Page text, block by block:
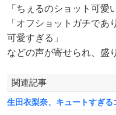
「ちぇるのショット可愛
「オフショットガチであ
可愛すぎる」
などの声が寄せられ、盛
関連記事
生田衣梨奈、キュートすぎる